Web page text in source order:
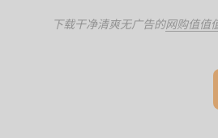
下载干净清爽无广告的网购值值